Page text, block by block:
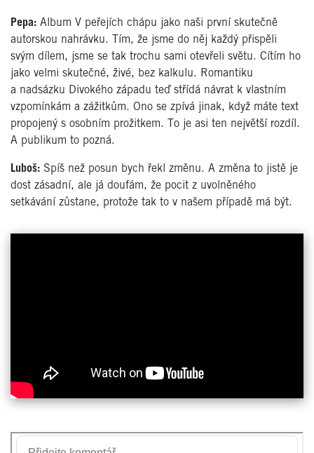
Pepa: Album V peřejích chápu jako naši první skutečně
autorskou nahrávku. Tím, že jsme do něj každý přispěli
svým dílem, jsme se tak trochu sami otevřeli světu. Cítím ho
jako velmi skutečné, živé, bez kalkulu. Romantiku
a nadsázku Divokého západu teď střídá návrat k vlastním
vzpomínkám a zážitkům. Ono se zpívá jinak, když máte text
propojený s osobním prožitkem. To je asi ten největší rozdíl.
A publikum to pozná.
Luboš: Spíš než posun bych řekl změnu. A změna to jistě je
dost zásadní, ale já doufám, že pocit z uvolněného
setkávání zůstane, protože tak to v našem případě má být.